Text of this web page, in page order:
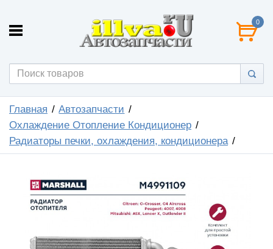
0
Главная
Автозапчасти
Охлаждение Отопление Кондиционер
Радиаторы печки, охлаждения, кондиционера